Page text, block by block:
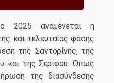
2025 αναμένεται η
και τελευταίας φάσης
της Σαντορίνης, της
και της Σερίφου. Όπως
της διασύνδεσης